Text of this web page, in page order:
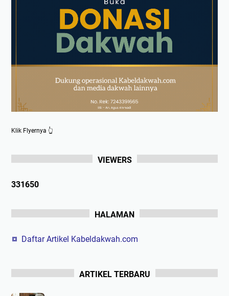
Klik Flyernya 👆
VIEWERS
331650
HALAMAN
Daftar Artikel Kabeldakwah.com
ARTIKEL TERBARU